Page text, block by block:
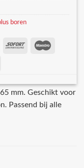
boren
mm. Geschikt voor
Passend bij alle